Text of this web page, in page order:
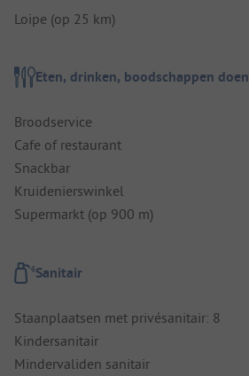
Loipe (op 25 km)
Eten, drinken, boodschappen doen
Broodservice
Cafe of restaurant
Snackbar
Kruidenierswinkel
Supermarkt (op 900 m)
Sanitair
Staanplaatsen met privésanitair: 8
Kindersanitair
Mindervaliden sanitair